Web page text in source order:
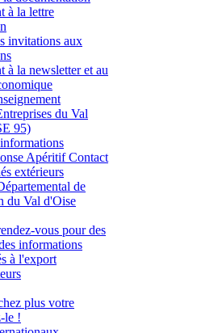
à la lettre
invitations aux
à la newsletter et au
du Val
95)
Apéritif Contact
extérieurs
de
du Val d'Oise
vous pour des
informations
à l'export
plus votre
le !